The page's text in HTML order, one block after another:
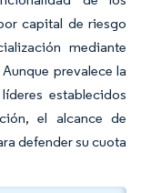
capital de riesgo
mediante
prevalece la
establecidos
el alcance de
defender su cuota